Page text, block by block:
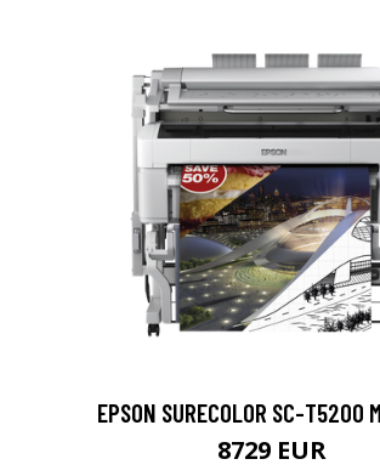
EPSON SURECOLOR SC-T5200
8729 EUR